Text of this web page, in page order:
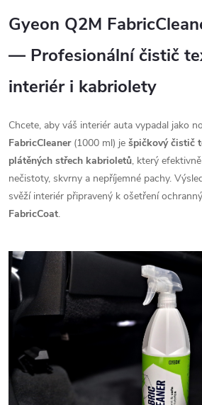
Gyeon Q2M
— Profesionální čistič
interiér i kabriolety
Chcete, aby váš interiér auta vypadal jako
FabricCleaner(1000 ml) je špičkový čistič
plátěných střech kabrioletů, který
nečistoty, skvrny a nepříjemné pachy.
svěží interiér připravený k ošetření
FabricCoat.